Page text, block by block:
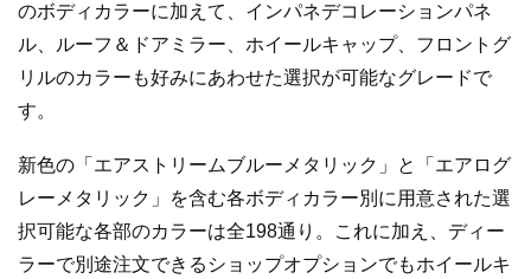
のボディカラーに加えて、インパネデコレーションパネ
ル、ルーフ＆ドアミラー、ホイールキャップ、フロントグ
リルのカラーも好みにあわせた選択が可能なグレードで
す。
新色の「エアストリームブルーメタリック」と「エアログ
レーメタリック」を含む各ボディカラー別に用意された選
択可能な各部のカラーは全198通り。これに加え、ディー
ラーで別途注文できるショップオプションでもホイールキ